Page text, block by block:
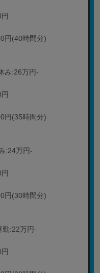
円(40時間分)
み:26万円-
円(35時間分)
:24万円-
円(30時間分)
勤:22万円-